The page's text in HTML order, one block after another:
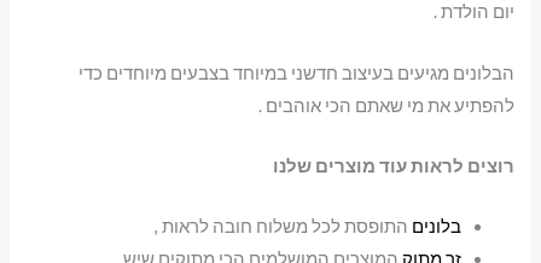
יום הולדת .
הבלונים מגיעים בעיצוב חדשני במיוחד בצבעים מיוחדים כדי
להפתיע את מי שאתם הכי אוהבים .
רוצים לראות עוד מוצרים שלנו
בלונים התופסת לכל משלוח חובה לראות ,